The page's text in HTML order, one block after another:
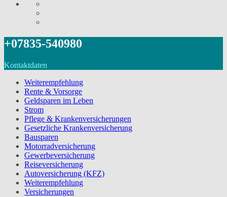
+07835-540980
Kontaktdaten
Weiterempfehlung
Rente & Vorsorge
Geldsparen im Leben
Strom
Pflege & Krankenversicherungen
Gesetzliche Krankenversicherung
Bausparen
Motorradversicherung
Gewerbeversicherung
Reiseversicherung
Autoversicherung (KFZ)
Weiterempfehlung
Versicherungen